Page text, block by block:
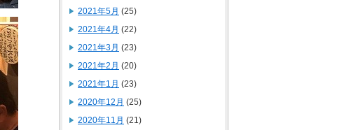
2021年5月 (25)
2021年4月 (22)
2021年3月 (23)
2021年2月 (20)
2021年1月 (23)
2020年12月 (25)
2020年11月 (21)